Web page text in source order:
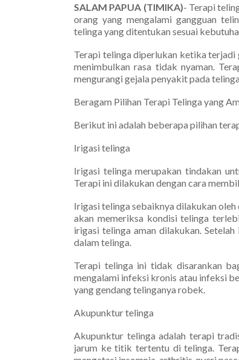
SALAM PAPUA (TIMIKA)- Terapi
orang yang mengalami gangguan
telinga yang ditentukan sesuai
Terapi telinga diperlukan ketika terjadi
menimbulkan rasa tidak nyaman.
mengurangi gejala penyakit pada
Beragam Pilihan Terapi Telinga yang
Berikut ini adalah beberapa pilihan
Irigasi telinga
Irigasi telinga merupakan tindakan
Terapi ini dilakukan dengan cara
Irigasi telinga sebaiknya dilakukan
akan memeriksa kondisi telinga
irigasi telinga aman dilakukan.
dalam telinga.
Terapi telinga ini tidak disarankan
mengalami infeksi kronis atau infeksi
yang gendang telinganya robek.
Akupunktur telinga
Akupunktur telinga adalah terapi
jarum ke titik tertentu di telinga.